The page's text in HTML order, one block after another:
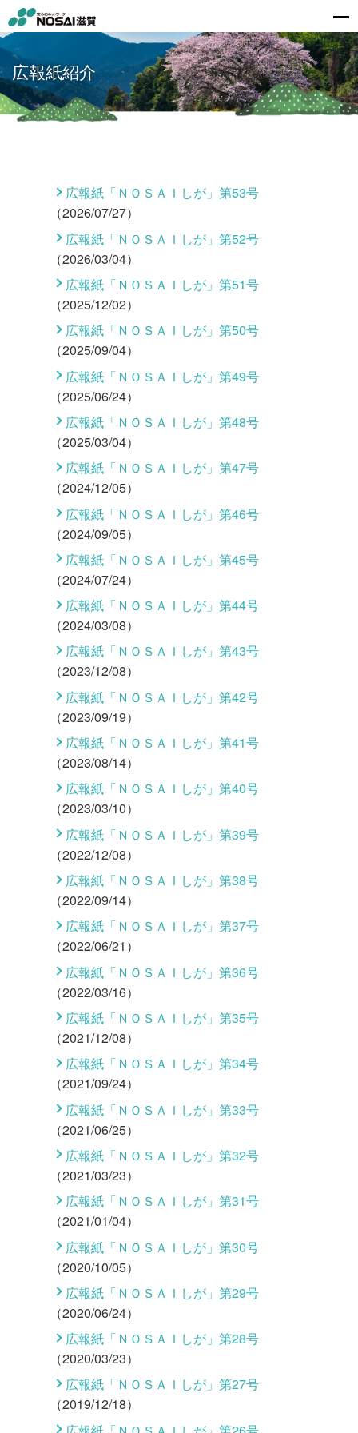
広報紙紹介
広報紙「ＮＯＳＡＩしが」第53号
（2026/07/27）
広報紙「ＮＯＳＡＩしが」第52号
（2026/03/04）
広報紙「ＮＯＳＡＩしが」第51号
（2025/12/02）
広報紙「ＮＯＳＡＩしが」第50号
（2025/09/04）
広報紙「ＮＯＳＡＩしが」第49号
（2025/06/24）
広報紙「ＮＯＳＡＩしが」第48号
（2025/03/04）
広報紙「ＮＯＳＡＩしが」第47号
（2024/12/05）
広報紙「ＮＯＳＡＩしが」第46号
（2024/09/05）
広報紙「ＮＯＳＡＩしが」第45号
（2024/07/24）
広報紙「ＮＯＳＡＩしが」第44号
（2024/03/08）
広報紙「ＮＯＳＡＩしが」第43号
（2023/12/08）
広報紙「ＮＯＳＡＩしが」第42号
（2023/09/19）
広報紙「ＮＯＳＡＩしが」第41号
（2023/08/14）
広報紙「ＮＯＳＡＩしが」第40号
（2023/03/10）
広報紙「ＮＯＳＡＩしが」第39号
（2022/12/08）
広報紙「ＮＯＳＡＩしが」第38号
（2022/09/14）
広報紙「ＮＯＳＡＩしが」第37号
（2022/06/21）
広報紙「ＮＯＳＡＩしが」第36号
（2022/03/16）
広報紙「ＮＯＳＡＩしが」第35号
（2021/12/08）
広報紙「ＮＯＳＡＩしが」第34号
（2021/09/24）
広報紙「ＮＯＳＡＩしが」第33号
（2021/06/25）
広報紙「ＮＯＳＡＩしが」第32号
（2021/03/23）
広報紙「ＮＯＳＡＩしが」第31号
（2021/01/04）
広報紙「ＮＯＳＡＩしが」第30号
（2020/10/05）
広報紙「ＮＯＳＡＩしが」第29号
（2020/06/24）
広報紙「ＮＯＳＡＩしが」第28号
（2020/03/23）
広報紙「ＮＯＳＡＩしが」第27号
（2019/12/18）